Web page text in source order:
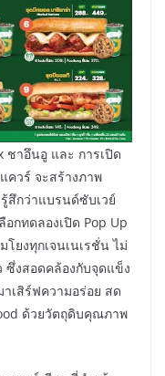
ชาอึนอู และ การเปิด
ควร์ จะสร้างภาพ
สึกว่าแบรนด์ซับเวย์
อกทดลองเปิด Pop Up
ยงทุกเจนเนเรชั่น ไม่
ซึ่งสอดคล้องกับจุดแข็ง
เสิร์ฟความอร่อย สด
ด้วยวัตถุดิบคุณภาพ